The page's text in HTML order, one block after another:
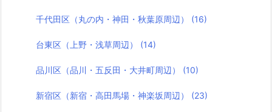
千代田区（丸の内・神田・秋葉原周辺） (16)
台東区（上野・浅草周辺） (14)
品川区（品川・五反田・大井町周辺） (10)
新宿区（新宿・高田馬場・神楽坂周辺） (23)